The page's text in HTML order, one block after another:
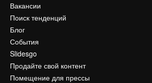
Вакансии
Поиск тенденций
Блог
События
Slidesgo
Продайте свой контент
Помещение для прессы